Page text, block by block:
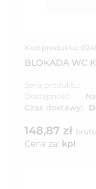
Kod produktu:
BLOKADA WC
Seria produktu:
Dostępność:
Czas dostawy:
148,87 zł
Cena za: kpl